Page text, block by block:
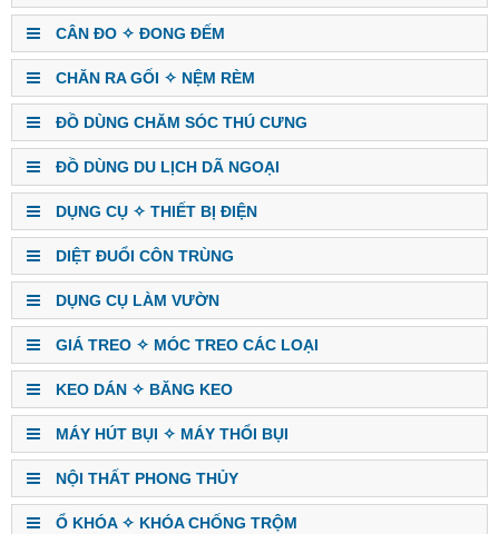
CÂN ĐO ✧ ĐONG ĐẾM
CHĂN RA GỐI ✧ NỆM RÈM
ĐỒ DÙNG CHĂM SÓC THÚ CƯNG
ĐỒ DÙNG DU LỊCH DÃ NGOẠI
DỤNG CỤ ✧ THIẾT BỊ ĐIỆN
DIỆT ĐUỔI CÔN TRÙNG
DỤNG CỤ LÀM VƯỜN
GIÁ TREO ✧ MÓC TREO CÁC LOẠI
KEO DÁN ✧ BĂNG KEO
MÁY HÚT BỤI ✧ MÁY THỔI BỤI
NỘI THẤT PHONG THỦY
Ổ KHÓA ✧ KHÓA CHỐNG TRỘM